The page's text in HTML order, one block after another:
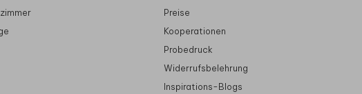
Preise
Kooperationen
Probedruck
Widerrufsbelehrung
Inspirations-Blogs